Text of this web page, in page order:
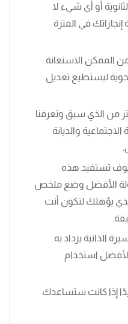
أو أي شيء لا
في الفترة
الممكن الاستعانة
ليستطيع تعديل
من الذي سبق وتعرفنا
والديانة
تستفيد هذه
الأفضل وضع ملخص
يؤهلك لتكون أنت
الذاتية يزداد به
استخدام
إذا كانت ستساعدك